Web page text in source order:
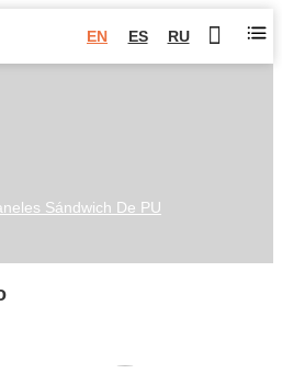
EN ES RU
Sándwich De PU